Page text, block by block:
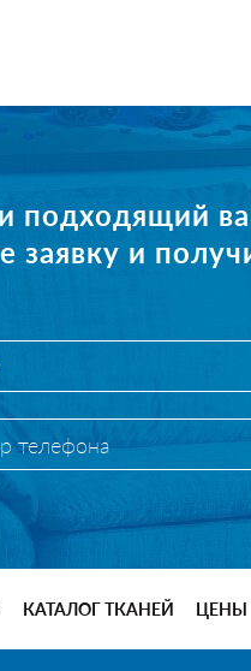
подходящий
заявку и
КАТАЛОГ ТКАНЕЙ ЦЕНЫ